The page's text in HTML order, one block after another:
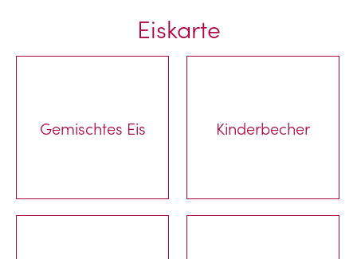
Eiskarte
Gemischtes Eis Kinderbecher